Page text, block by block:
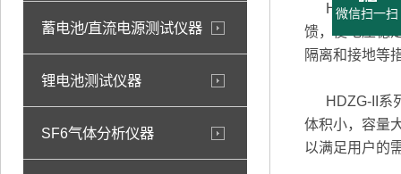
蓄电池/直流电源测试仪器
锂电池测试仪器
SF6气体分析仪器
HDZG-II系列
馈，使电压稳
隔离和接地等
HDZG-II系列
体积小，容量
以满足用户的
微信扫一扫